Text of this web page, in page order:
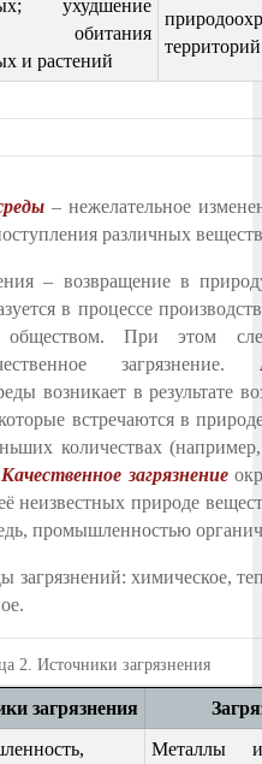
ухудшение
обитания
и растений
территорий
– нежелательное
различных
– возвращение в
в процессе
обществом. При этом
загрязнение.
возникает в результате
встречаются в
количествах
Качественное загрязнение
неизвестных природе
промышленностью
химическое,
2. Источники загрязнения
загрязнения
Металлы и